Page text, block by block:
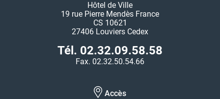
Hôtel de Ville
19 rue Pierre Mendès France
CS 10621
27406 Louviers Cedex
Tél. 02.32.09.58.58
Fax. 02.32.50.54.66
Accès